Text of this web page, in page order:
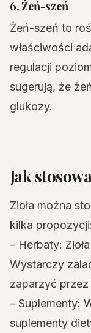
6. Żeń-szeń
Żeń-szeń to
właściwości
regulacji
sugerują, że
glukozy.
Jak
Zioła można
kilka propozycji:
– Herbaty:
Wystarczy
zaparzyć przez
– Suplementy:
suplementy